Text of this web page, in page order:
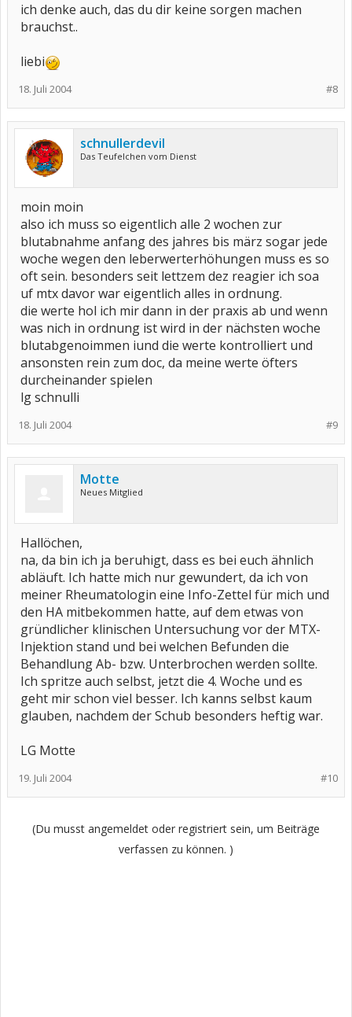
ich denke auch, das du dir keine sorgen machen
brauchst..
liebi
#8
18. Juli 2004
schnullerdevil
Das Teufelchen vom Dienst
moin moin
also ich muss so eigentlich alle 2 wochen zur
blutabnahme anfang des jahres bis märz sogar jede
woche wegen den leberwerterhöhungen muss es so
oft sein. besonders seit lettzem dez reagier ich soa
uf mtx davor war eigentlich alles in ordnung.
die werte hol ich mir dann in der praxis ab und wenn
was nich in ordnung ist wird in der nächsten woche
blutabgenoimmen iund die werte kontrolliert und
ansonsten rein zum doc, da meine werte öfters
durcheinander spielen
lg schnulli
#9
18. Juli 2004
Motte
Neues Mitglied
Hallöchen,
na, da bin ich ja beruhigt, dass es bei euch ähnlich
abläuft. Ich hatte mich nur gewundert, da ich von
meiner Rheumatologin eine Info-Zettel für mich und
den HA mitbekommen hatte, auf dem etwas von
gründlicher klinischen Untersuchung vor der MTX-
Injektion stand und bei welchen Befunden die
Behandlung Ab- bzw. Unterbrochen werden sollte.
Ich spritze auch selbst, jetzt die 4. Woche und es
geht mir schon viel besser. Ich kanns selbst kaum
glauben, nachdem der Schub besonders heftig war.
LG Motte
#10
19. Juli 2004
(Du musst angemeldet oder registriert sein, um Beiträge
verfassen zu können. )